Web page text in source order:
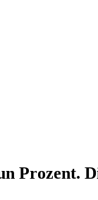
Prozent.